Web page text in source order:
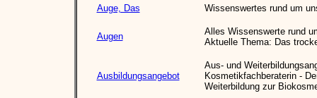
Auge, Das Wissenswertes rund um
Augen
Alles Wissenswerte rund
Aktuelle Thema: Das
Ausbildungsangebot
Aus- und
Kosmetikfachberaterin -
Weiterbildung zur